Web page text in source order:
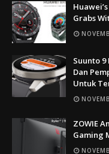
Grabs
Suunto
Dan
Untuk
ZOWIE
Gaming